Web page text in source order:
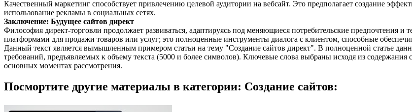
Качественный маркетинг способствует привлечению целевой аудитории на вебсайт. Это предполагает создание
использование рекламы в социальных сетях.
Заключение: Будущее сайтов директ
Философия директ-торговли продолжает развиваться, адаптируясь под меняющиеся потребительские предпочтения и
платформами для продажи товаров или услуг; это полноценные инструменты диалога с клиентом, способные
Данный текст является вымышленным примером статьи на тему "Создание сайтов директ". В полноценной статье
требований, предъявляемых к объему текста (5000 и более символов). Ключевые слова выбраны исходя из содержания
основных моментах рассмотрения.
Посмортите другие материалы в категории: Создание сайтов: